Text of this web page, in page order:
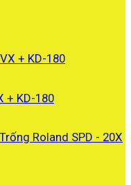
+ KD-180